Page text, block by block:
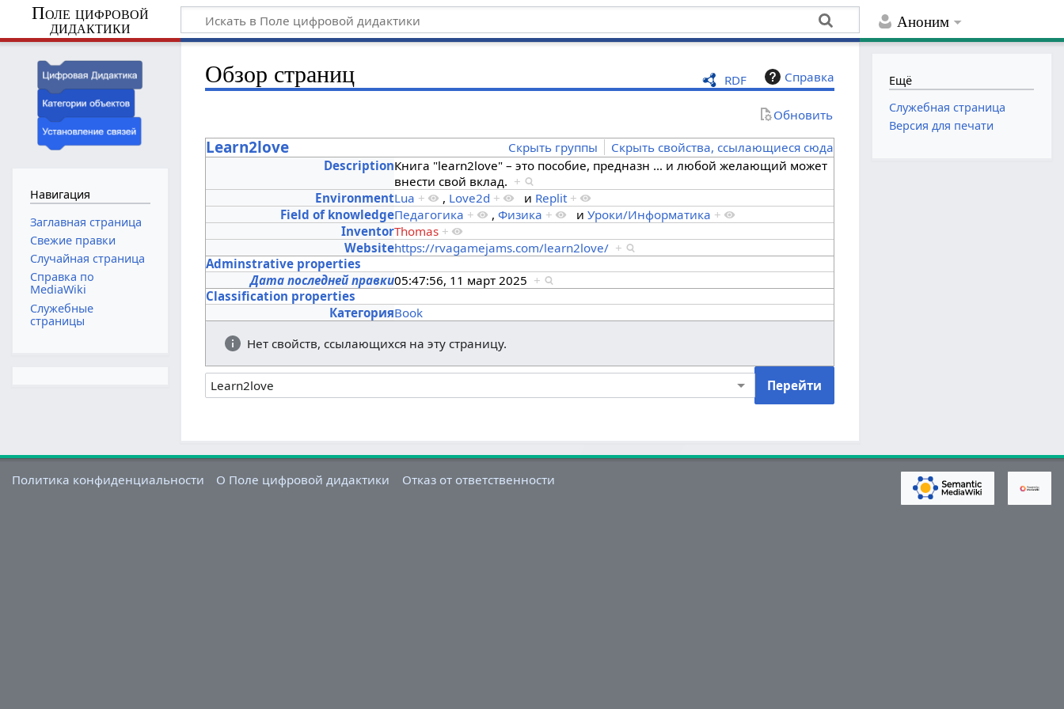
Аноним
Поле цифровой
дидактики
RDF Справка
Обзор страниц
Обновить
Learn2love Скрыть группы
Скрыть свойства, ссылающиеся сюда
DescriptionКнига "learn2love" – это пособие, предназн … и любой желающий может
внести свой вклад. +
EnvironmentLua + , Love2d + и Replit +
Field of knowledgeПедагогика + ,Физика + иУроки/Информатика +
InventorThomas +
Websitehttps://rvagamejams.com/learn2love/ +
Adminstrative properties
Дата последней правки05:47:56, 11 март 2025 +
Classification properties
КатегорияBook
Нет свойств, ссылающихся на эту страницу.
Навигация
Заглавная страница
Свежие правки
Случайная страница
Справка по
MediaWiki
Служебные
страницы
Ещё
Служебная страница
Версия для печати
Политика конфиденциальности О Поле цифровой дидактики Отказ от ответственности